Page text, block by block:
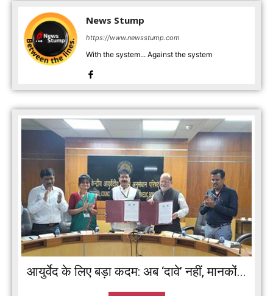
News Stump
https://www.newsstump.com
With the system... Against the system
आयुर्वेद के लिए बड़ा कदम: अब ‘दावे’ नहीं, मानकों...